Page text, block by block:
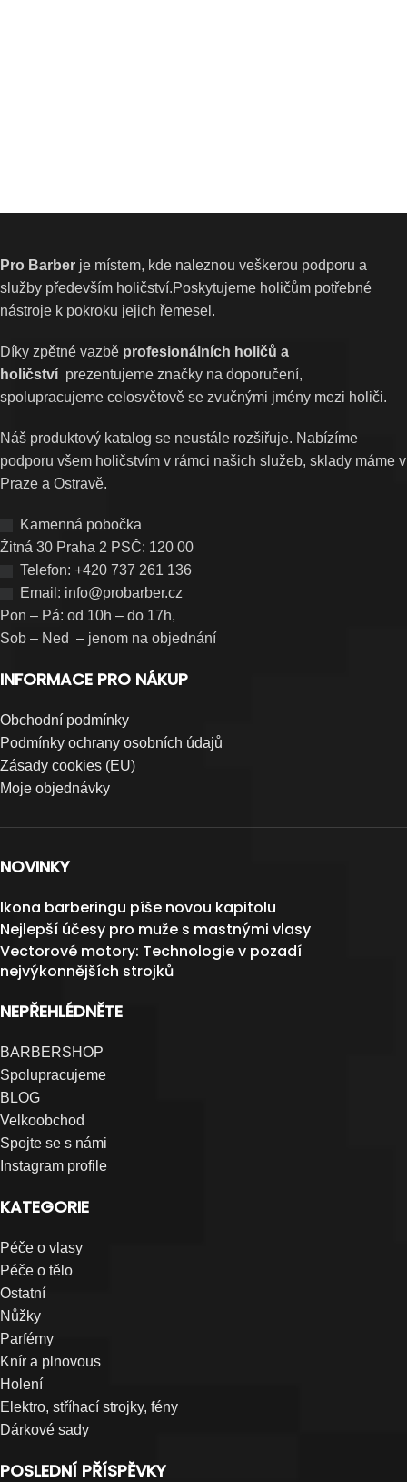
Pro Barber je místem, kde naleznou veškerou podporu a
služby především holičství.Poskytujeme holičům potřebné
nástroje k pokroku jejich řemesel.
Díky zpětné vazbě profesionálních holičů a
holičství prezentujeme značky na doporučení,
spolupracujeme celosvětově se zvučnými jmény mezi holiči.
Náš produktový katalog se neustále rozšiřuje. Nabízíme
podporu všem holičstvím v rámci našich služeb, sklady máme v
Praze a Ostravě.
Kamenná pobočka
Žitná 30 Praha 2 PSČ: 120 00
Telefon: +420 737 261 136
Email: info@probarber.cz
Pon – Pá: od 10h – do 17h,
Sob – Ned – jenom na objednání
INFORMACE PRO NÁKUP
Obchodní podmínky
Podmínky ochrany osobních údajů
Zásady cookies (EU)
Moje objednávky
NOVINKY
Ikona barberingu píše novou kapitolu
Nejlepší účesy pro muže s mastnými vlasy
Vectorové motory: Technologie v pozadí
nejvýkonnějších strojků
NEPŘEHLÉDNĚTE
BARBERSHOP
Spolupracujeme
BLOG
Velkoobchod
Spojte se s námi
Instagram profile
KATEGORIE
Péče o vlasy
Péče o tělo
Ostatní
Nůžky
Parfémy
Knír a plnovous
Holení
Elektro, stříhací strojky, fény
Dárkové sady
POSLEDNÍ PŘÍSPĚVKY